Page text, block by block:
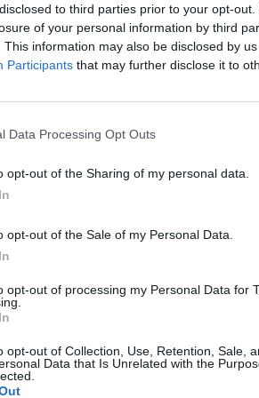
to third parties prior to your opt-
of your personal information by third
This information may also be disclosed by
Participants that may further disclose it to
Data Processing Opt Outs
opt-out of the Sharing of my personal data.
opt-out of the Sale of my Personal Data.
opt-out of processing my Personal Data for
opt-out of Collection, Use, Retention, Sale,
Data that Is Unrelated with the
8^ CORSA: BEATRICE
Rugiada, Celtic Master,Gemma
Rudy Giuliani a
americana